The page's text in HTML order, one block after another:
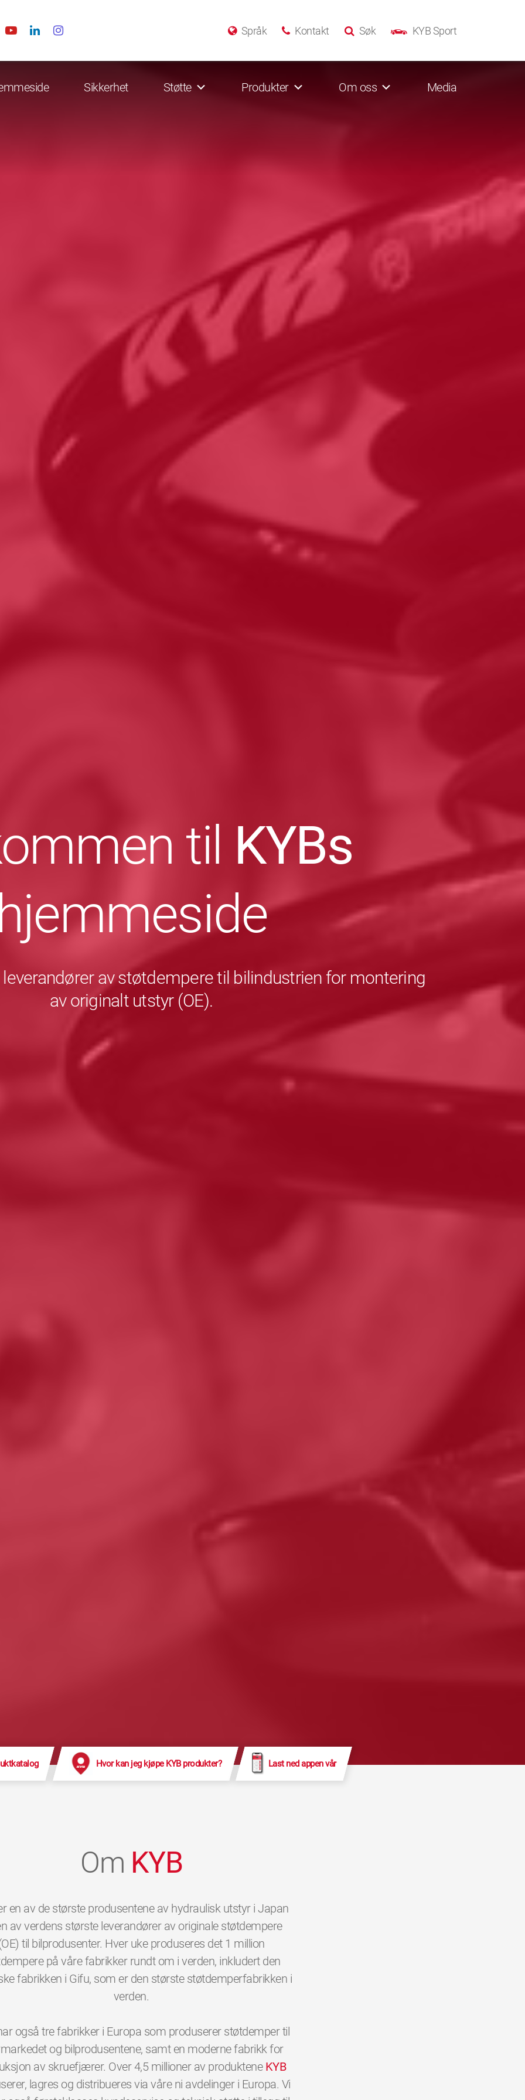
KYB Sport
Søk
Kontakt
Språk
Sikkerhet Støtte Produkter Om oss Media
til KYBs
leverandører av støtdempere til bilindustrien for montering
av originalt utstyr (OE).
Hvor kan jeg kjøpe KYB produkter? Last ned appen vår
Om KYB
en av de største produsentene av hydraulisk utstyr i Japan
av verdens største leverandører av originale støtdempere
til bilprodusenter. Hver uke produseres det 1 million
på våre fabrikker rundt om i verden, inkludert den
fabrikken i Gifu, som er den største støtdemperfabrikken i
verden.
også tre fabrikker i Europa som produserer støtdemper til
og bilprodusentene, samt en moderne fabrikk for
av skruefjærer. Over 4,5 millioner av produktene KYB
lagres og distribueres via våre ni avdelinger i Europa. Vi